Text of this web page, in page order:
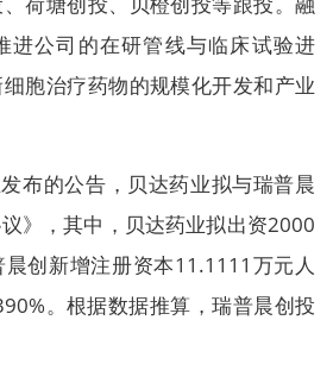
进公司的在研管线与临床试验进
胞治疗药物的规模化开发和产业
布的公告，贝达药业拟与瑞普晨
》，其中，贝达药业拟出资2000
创新增注册资本11.1111万元人
。根据数据推算，瑞普晨创投